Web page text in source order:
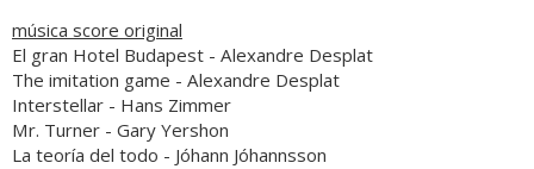
música score original
El gran Hotel Budapest - Alexandre Desplat
The imitation game - Alexandre Desplat
Interstellar - Hans Zimmer
Mr. Turner - Gary Yershon
La teoría del todo - Jóhann Jóhannsson